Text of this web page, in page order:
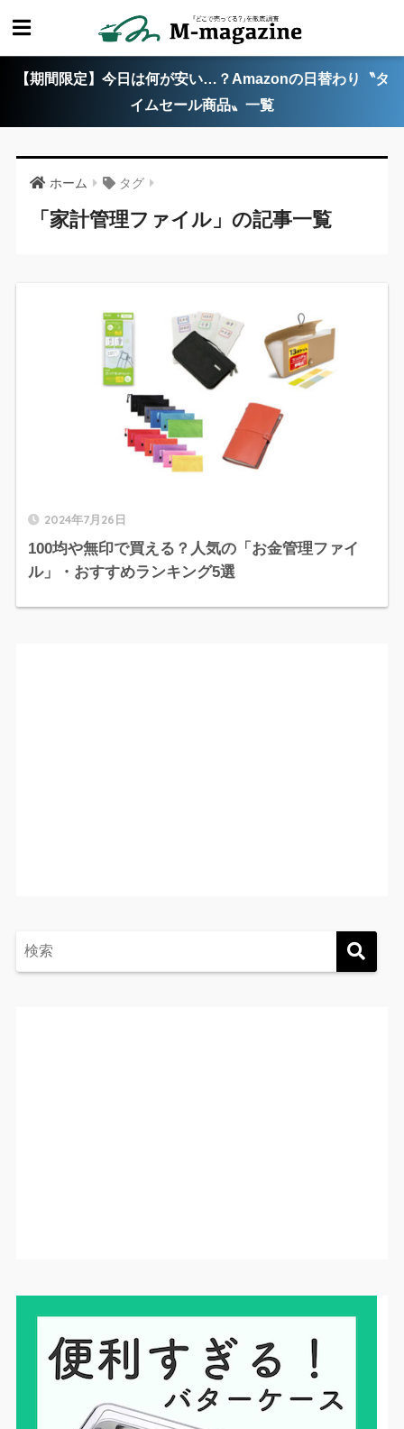
【期間限定】今日は何が安い…？Amazonの日替わり〝タ
イムセール商品〟一覧
ホーム タグ
「家計管理ファイル」の記事一覧
2024年7月26日
100均や無印で買える？人気の「お金管理ファイ
ル」・おすすめランキング5選